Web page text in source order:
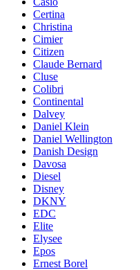
Certina
Christina
Cimier
Citizen
Claude Bernard
Cluse
Colibri
Continental
Dalvey
Daniel Klein
Daniel Wellington
Danish Design
Davosa
Diesel
Disney
DKNY
EDC
Elite
Elysee
Epos
Ernest Borel